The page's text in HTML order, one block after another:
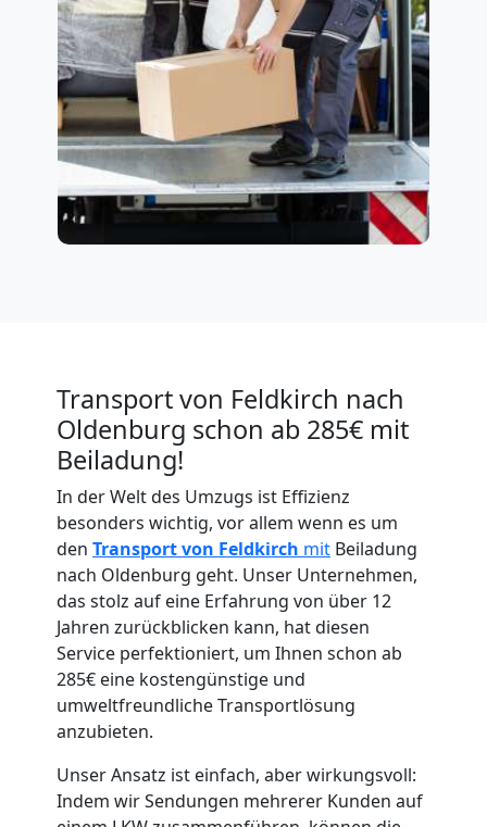
Transport von Feldkirch nach
Oldenburg schon ab 285€ mit
Beiladung!
In der Welt des Umzugs ist Effizienz
besonders wichtig, vor allem wenn es um
den Transport von Feldkirch mit Beiladung
nach Oldenburg geht. Unser Unternehmen,
das stolz auf eine Erfahrung von über 12
Jahren zurückblicken kann, hat diesen
Service perfektioniert, um Ihnen schon ab
285€ eine kostengünstige und
umweltfreundliche Transportlösung
anzubieten.
Unser Ansatz ist einfach, aber wirkungsvoll:
Indem wir Sendungen mehrerer Kunden auf
Umzugshelfer
Feldkirch
Möbeltaxi
Feldkirch
Kleintransport